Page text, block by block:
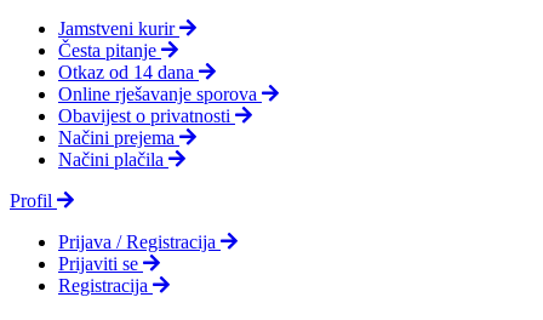
Jamstveni kurir
Česta pitanje
Otkaz od 14 dana
Online rješavanje sporova
Obavijest o privatnosti
Načini prejema
Načini plačila
Profil
Prijava / Registracija
Prijaviti se
Registracija